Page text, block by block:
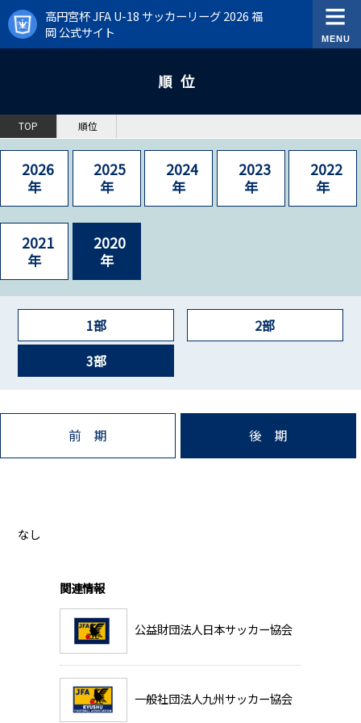
高円宮杯 JFA U-18 サッカーリーグ 2026 福
岡 公式サイト
順位
TOP 順位
2026
年
2025
年
2024
年
2023
年
2022
年
2021
年
2020
年
1部
2部
3部
前 期 後 期
なし
関連情報
公益財団法人日本サッカー協会
一般社団法人九州サッカー協会